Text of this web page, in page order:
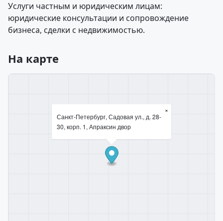
Услуги частным и юридическим лицам:
юридические консультации и сопровождение
бизнеса, сделки с недвижимостью.
На карте
Санкт-Петербург, Садовая ул., д. 28-
30, корп. 1, Апраксин двор
×